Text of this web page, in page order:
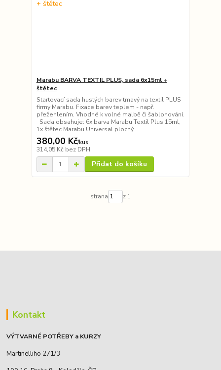
Marabu BARVA TEXTIL PLUS, sada 6x15ml +
štětec
Startovací sada hustých barev tmavý na textil PLUS
firmy Marabu. Fixace barev teplem - např.
přežehlením. Vhodné k volné malbě či šablonování.
Sada obsahuje: 6x barva Marabu Textil Plus 15ml,
1x štětec Marabu Universal plochý
380,00 Kč/kus
314,05 Kč bez DPH
Přidat do košíku
strana z 1
Kontakt
VÝTVARNÉ POTŘEBY a KURZY
Martinelliho 271/3